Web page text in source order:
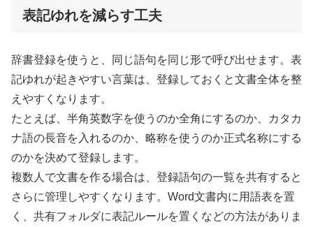
表記ゆれを減らす工夫
辞書登録を使うと、同じ語句を同じ形で呼び出せます。表
記ゆれが起きやすい言葉は、登録しておくと文書全体を整
えやすくなります。
たとえば、半角英数字を使うのか全角にするのか、カタカ
ナ語の長音を入れるのか、略称を使うのか正式名称にする
のかを決めて登録します。
複数人で文書を作る場合は、登録語句の一覧を共有すると
さらに管理しやすくなります。Word文書内に用語表を置
く、共有フォルダに表記ルールを置くなどの方法がありま